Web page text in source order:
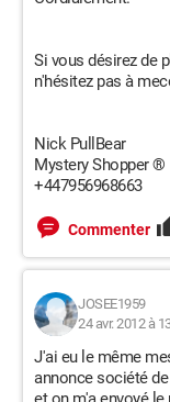
Si vous désirez de
n'hésitez pas à
Nick PullBear
Mystery Shopper ®
+447956968663
Commenter
JOSEE1959
24 avr. 2012 à
J'ai eu le même
annonce société